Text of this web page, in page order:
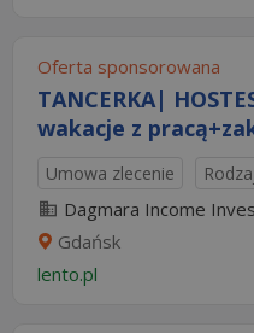
Oferta sponsorowana
TANCERKA|
wakacje z
Umowa zlecenie
Dagmara Income
Gdańsk
lento.pl